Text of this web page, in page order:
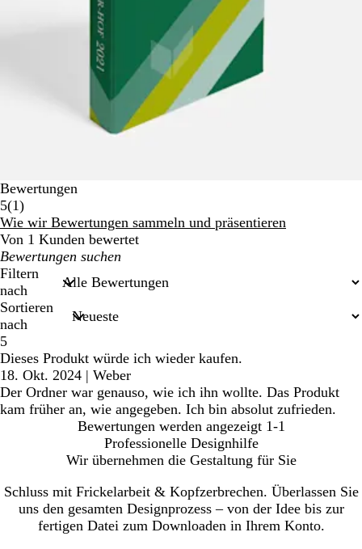
Bewertungen
5(11
Bewertungen
)
Wie wir Bewertungen sammeln und präsentieren
Von 1 Kunden bewertet
Meine
Sucheingaben
Filtern
nach
Sortieren
nach
5
Dieses Produkt würde ich wieder kaufen.
18. Okt. 2024 | Weber
Der Ordner war genauso, wie ich ihn wollte. Das Produkt
kam früher an, wie angegeben. Ich bin absolut zufrieden.
Bewertungen werden angezeigt 1-1
Professionelle Designhilfe
Wir übernehmen die Gestaltung für Sie
Schluss mit Frickelarbeit & Kopfzerbrechen. Überlassen Sie
uns den gesamten Designprozess – von der Idee bis zur
fertigen Datei zum Downloaden in Ihrem Konto.